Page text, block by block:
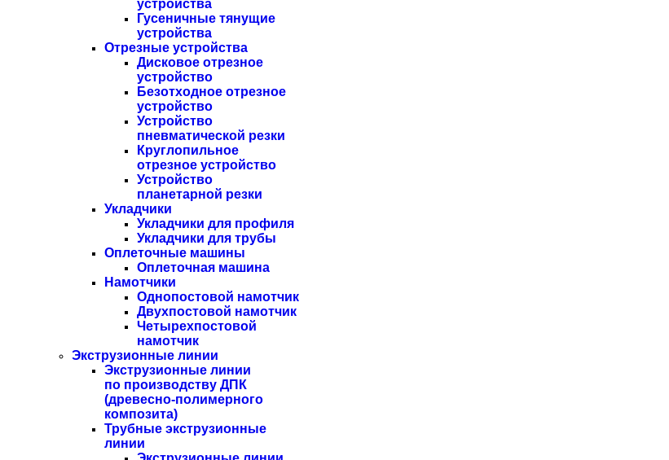
устройства
Гусеничные тянущие
устройства
Отрезные устройства
Дисковое отрезное
устройство
Безотходное отрезное
устройство
Устройство
пневматической резки
Круглопильное
отрезное устройство
Устройство
планетарной резки
Укладчики
Укладчики для профиля
Укладчики для трубы
Оплеточные машины
Оплеточная машина
Намотчики
Однопостовой намотчик
Двухпостовой намотчик
Четырехпостовой
намотчик
Экструзионные линии
Экструзионные линии
по производству ДПК
(древесно-полимерного
композита)
Трубные экструзионные
линии